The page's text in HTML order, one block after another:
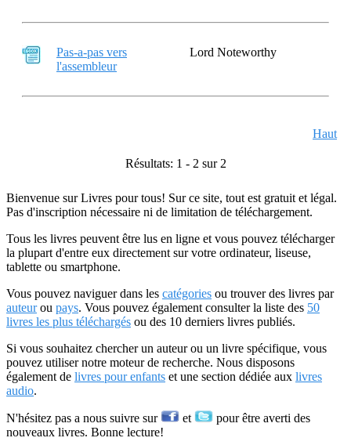
Pas-a-pas vers
l'assembleur
Lord Noteworthy
Haut
Résultats: 1 - 2 sur 2
Bienvenue sur Livres pour tous! Sur ce site, tout est gratuit et légal.
Pas d'inscription nécessaire ni de limitation de téléchargement.
Tous les livres peuvent être lus en ligne et vous pouvez télécharger
la plupart d'entre eux directement sur votre ordinateur, liseuse,
tablette ou smartphone.
Vous pouvez naviguer dans les catégories ou trouver des livres par
auteurou pays. Vous pouvez également consulter la liste des 50
livres les plus téléchargés ou des 10 derniers livres publiés.
Si vous souhaitez chercher un auteur ou un livre spécifique, vous
pouvez utiliser notre moteur de recherche. Nous disposons
également de livres pour enfants et une section dédiée aux livres
audio.
N'hésitez pas a nous suivre sur et
pour être averti des
nouveaux livres. Bonne lecture!